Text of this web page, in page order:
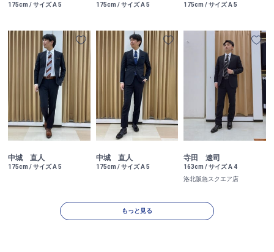
175cm / サイズ A 5 175cm / サイズ A 5 175cm / サイズ A 5
中城 直人
175cm / サイズ A 5
中城 直人
175cm / サイズ A 5
寺田 遼司
163cm / サイズ A 4
洛北阪急スクエア店
もっと見る